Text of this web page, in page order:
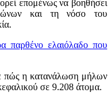
επομένως να βοηθήσει
και τη νόσο του
παρθένο ελαιόλαδο που
πώς η κατανάλωση μήλων
σε 9.208 άτομα.